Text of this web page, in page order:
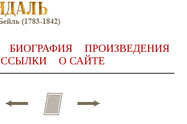
БИОГРАФИЯ
ПРОИЗВЕДЕНИЯ
ССЫЛКИ
О САЙТЕ